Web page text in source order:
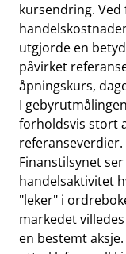
kursendring.
utgjorde en
påvirket
åpningskurs,
I
forholdsvis stort
referanseverdier.
Finanstilsynet
handelsaktivitet
"leker" i
markedet
en bestemt